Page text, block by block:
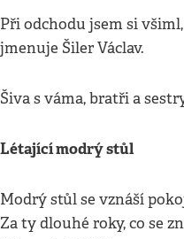
Při odchodu jsem si
jmenuje Šiler Václav.
Šiva s váma, bratři a
Létající modrý stůl
Modrý stůl se vznáší
Za ty dlouhé roky, co se